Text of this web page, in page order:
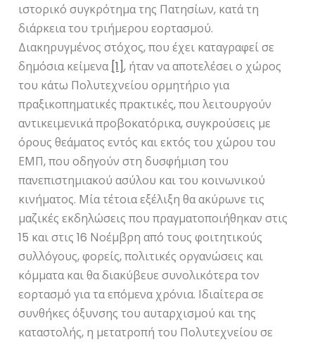
ιστορικό συγκρότημα της Πατησίων, κατά τη
διάρκεια του τριήμερου εορτασμού.
Διακηρυγμένος στόχος, που έχει καταγραφεί σε
δημόσια κείμενα [1], ήταν να αποτελέσει ο χώρος
του κάτω Πολυτεχνείου ορμητήριο για
πραξικοπηματικές πρακτικές, που λειτουργούν
αντικειμενικά προβοκατόρικα, συγκρούσεις με
όρους θεάματος εντός και εκτός του χώρου του
ΕΜΠ, που οδηγούν στη δυσφήμιση του
πανεπιστημιακού ασύλου και του κοινωνικού
κινήματος. Μία τέτοια εξέλιξη θα ακύρωνε τις
μαζικές εκδηλώσεις που πραγματοποιήθηκαν στις
15 και στις 16 Νοέμβρη από τους φοιτητικούς
συλλόγους, φορείς, πολιτικές οργανώσεις και
κόμματα και θα διακύβευε συνολικότερα τον
εορτασμό για τα επόμενα χρόνια. Ιδιαίτερα σε
συνθήκες όξυνσης του αυταρχισμού και της
καταστολής, η μετατροπή του Πολυτεχνείου σε